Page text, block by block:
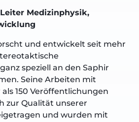
Medizinphysik,
und entwickelt seit mehr
speziell an den Saphir
Seine Arbeiten mit
150 Veröffentlichungen
zur Qualität unserer
und wurden mit